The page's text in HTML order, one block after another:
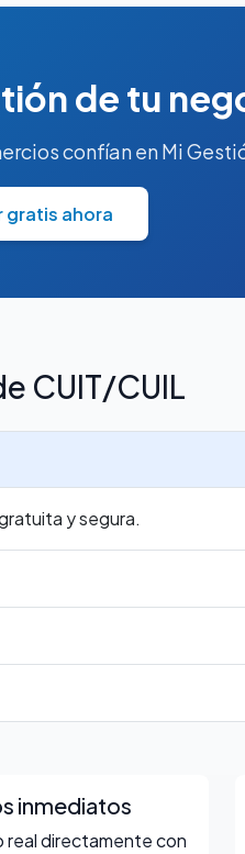
de tu
confían en Mi
gratis ahora
CUIT/CUIL
y segura.
inmediatos
real directamente con